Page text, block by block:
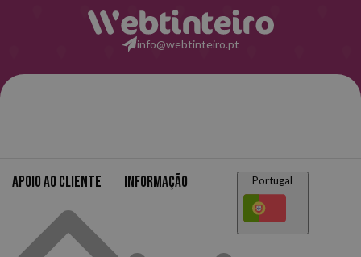
info@webtinteiro.pt
Apoio ao cliente Informação Portugal